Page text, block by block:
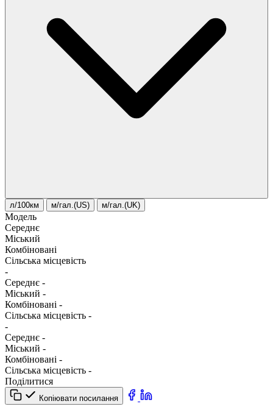
л/100км м/гал.(US) м/гал.(UK)
Модель
Середнє
Міський
Комбіновані
Сільська місцевість
-
Середнє -
Міський -
Комбіновані -
Сільська місцевість -
-
Середнє -
Міський -
Комбіновані -
Сільська місцевість -
Поділитися
Копіювати посилання